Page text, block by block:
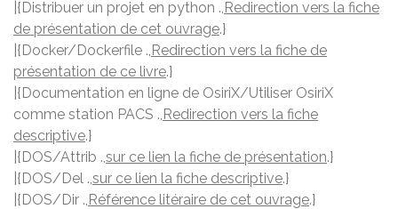
|{Distribuer un projet en python ., Redirection vers la fiche
de présentation de cet ouvrage.}
|{Docker/Dockerfile ., Redirection vers la fiche de
présentation de ce livre.}
|{Documentation en ligne de OsiriX/Utiliser OsiriX
comme station PACS ., Redirection vers la fiche
descriptive.}
|{DOS/Attrib ., sur ce lien la fiche de présentation.}
|{DOS/Del ., sur ce lien la fiche descriptive.}
|{DOS/Dir ., Référence litéraire de cet ouvrage.}